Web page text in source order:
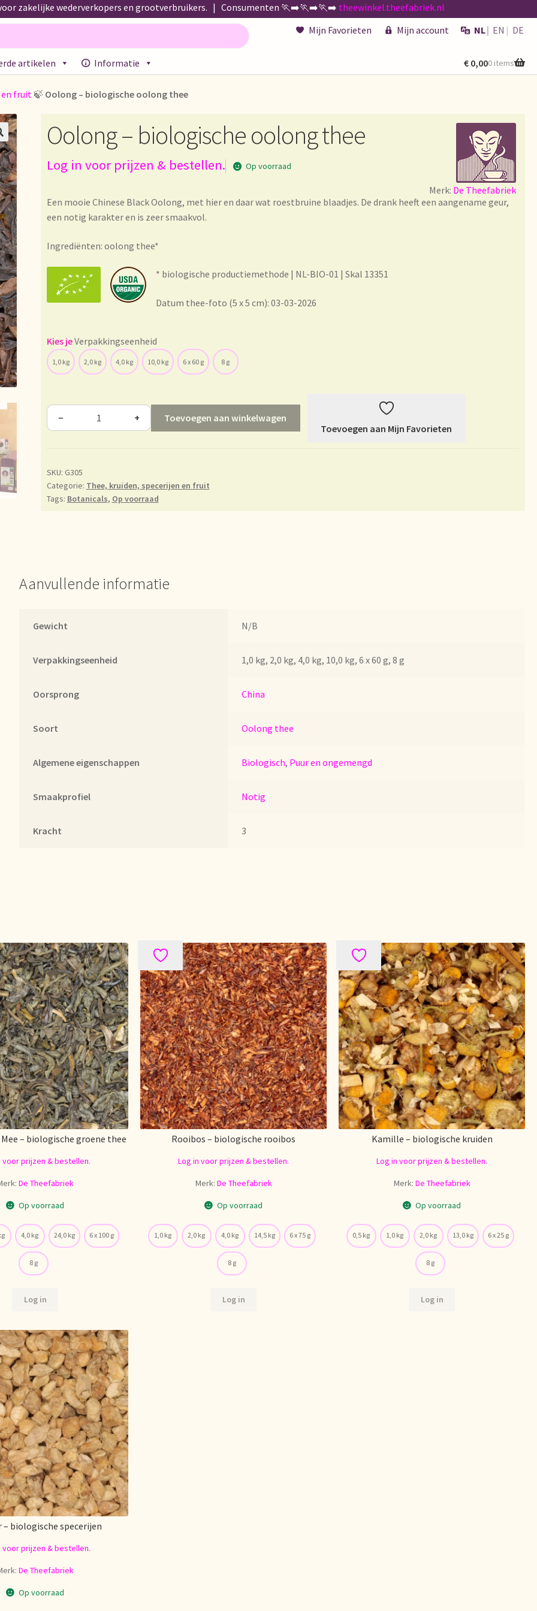
zakelijke wederverkopers en grootverbruikers. | Consumenten 🏃‍➡️🏃‍➡️🏃‍➡️ theewinkel.theefabriek.nl
Mijn Favorieten Mijn account NL EN DE
artikelen Informatie
de nous About us Acerca de nosotros
GeschäftsbedingungenAssortimentAssortiment
Betalen en kortingen Bezahlung und Rabatte
Bio-Zertifikate Biologische certificaten Boletín informativo
et délai de livraison
list Datenschutzerklärung
ImprintKontakt Lagerangelegenheiten
Marca personal
Multilingüismo.NewsletterNewsletterNieuwsbrief Notre vision du thé
visie op thee
Payment and discounts Pedidos y plazos de entregaPersonal Branding
precios
Questions relatives aux stocks Retouren en garantie
Welcome to our Tea Wholesale business!
€ 0,000 items
en fruit 🍃 Oolong – biologische oolong thee
Merk: De Theefabriek
Oolong – biologische oolong thee
Log in voor prijzen & bestellen. Op voorraad
Een mooie Chinese Black Oolong, met hier en daar wat roestbruine blaadjes. De drank heeft een aangename geur,
een notig karakter en is zeer smaakvol.
Ingrediënten: oolong thee*
* biologische productiemethode | NL-BIO-01 | Skal 13351
Datum thee-foto (5 x 5 cm): 03-03-2026
Verpakkingseenheid
1,0 kg 2,0 kg 4,0 kg 10,0 kg 6 x 60 g 8 g
− +
Toevoegen aan winkelwagen
Toevoegen aan Mijn Favorieten
SKU: G305
Categorie: Thee, kruiden, specerijen en fruit
Tags: Botanicals, Op voorraad
Aanvullende informatie
Gewicht N/B
Verpakkingseenheid 1,0 kg, 2,0 kg, 4,0 kg, 10,0 kg, 6 x 60 g, 8 g
Oorsprong China
Soort Oolong thee
Algemene eigenschappen Biologisch, Puur en ongemengd
Smaakprofiel Notig
Kracht 3
– biologische groene thee
voor prijzen & bestellen.
De Theefabriek
Op voorraad
4,0 kg 24,0 kg 6 x 100 g
8 g
Log in
Rooibos – biologische rooibos
Log in voor prijzen & bestellen.
Merk: De Theefabriek
Op voorraad
1,0 kg 2,0 kg 4,0 kg 14,5 kg 6 x 75 g
8 g
Log in
Kamille – biologische kruiden
Log in voor prijzen & bestellen.
Merk: De Theefabriek
Op voorraad
0,5 kg 1,0 kg 2,0 kg 13,0 kg 6 x 25 g
8 g
Log in
– biologische specerijen
voor prijzen & bestellen.
De Theefabriek
Op voorraad